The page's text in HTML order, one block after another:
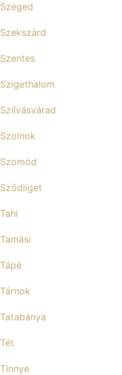
Szeged
Szekszárd
Szentes
Szigethalom
Szilvásvárad
Szolnok
Szomód
Sződliget
Tahi
Tamási
Tápé
Tárnok
Tatabánya
Tét
Tinnye